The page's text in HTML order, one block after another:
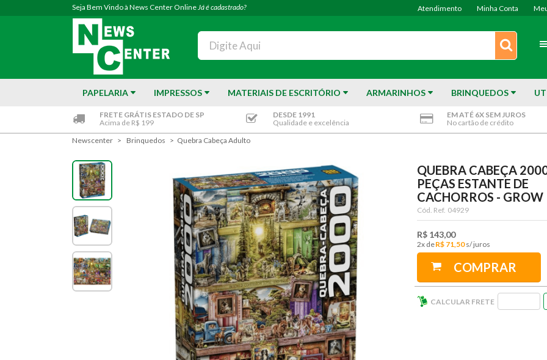
Seja Bem Vindo à News Center OnlineJá é cadastrado? Atendimento Minha Conta
PAPELARIA IMPRESSOS MATERIAIS DE ESCRITÓRIO ARMARINHOS BRINQUEDOS
FRETE GRÁTIS ESTADO DE SP
Acima de R$ 199
DESDE 1991
Qualidade e excelência
EM ATÉ 6X SEM JUROS
No cartão de crédito
Newscenter
Brinquedos Quebra Cabeça Adulto
QUEBRA CABEÇA
PEÇAS ESTANTE DE
CACHORROS - GROW
Cód. Ref. 04929
R$ 143,00
2x R$ 71,50
COMPRAR